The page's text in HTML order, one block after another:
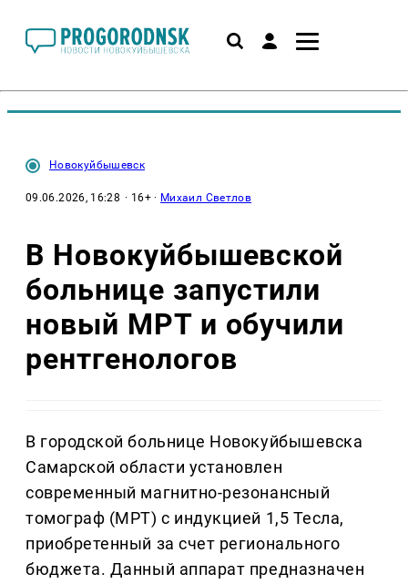
Новокуйбышевск
09.06.2026, 16:28 · 16+ · Михаил Светлов
В Новокуйбышевской
больнице запустили
новый МРТ и обучили
рентгенологов
В городской больнице Новокуйбышевска
Самарской области установлен
современный магнитно-резонансный
томограф (МРТ) с индукцией 1,5 Тесла,
приобретенный за счет регионального
бюджета. Данный аппарат предназначен